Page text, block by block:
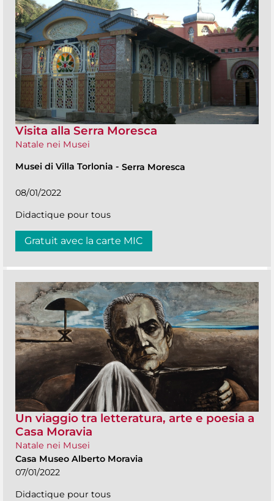
Visita alla Serra Moresca
Natale nei Musei
Musei di Villa Torlonia - Serra Moresca
08/01/2022
Didactique pour tous
Gratuit avec la carte MIC
Un viaggio tra letteratura, arte e poesia a
Casa Moravia
Natale nei Musei
Casa Museo Alberto Moravia
07/01/2022
Didactique pour tous